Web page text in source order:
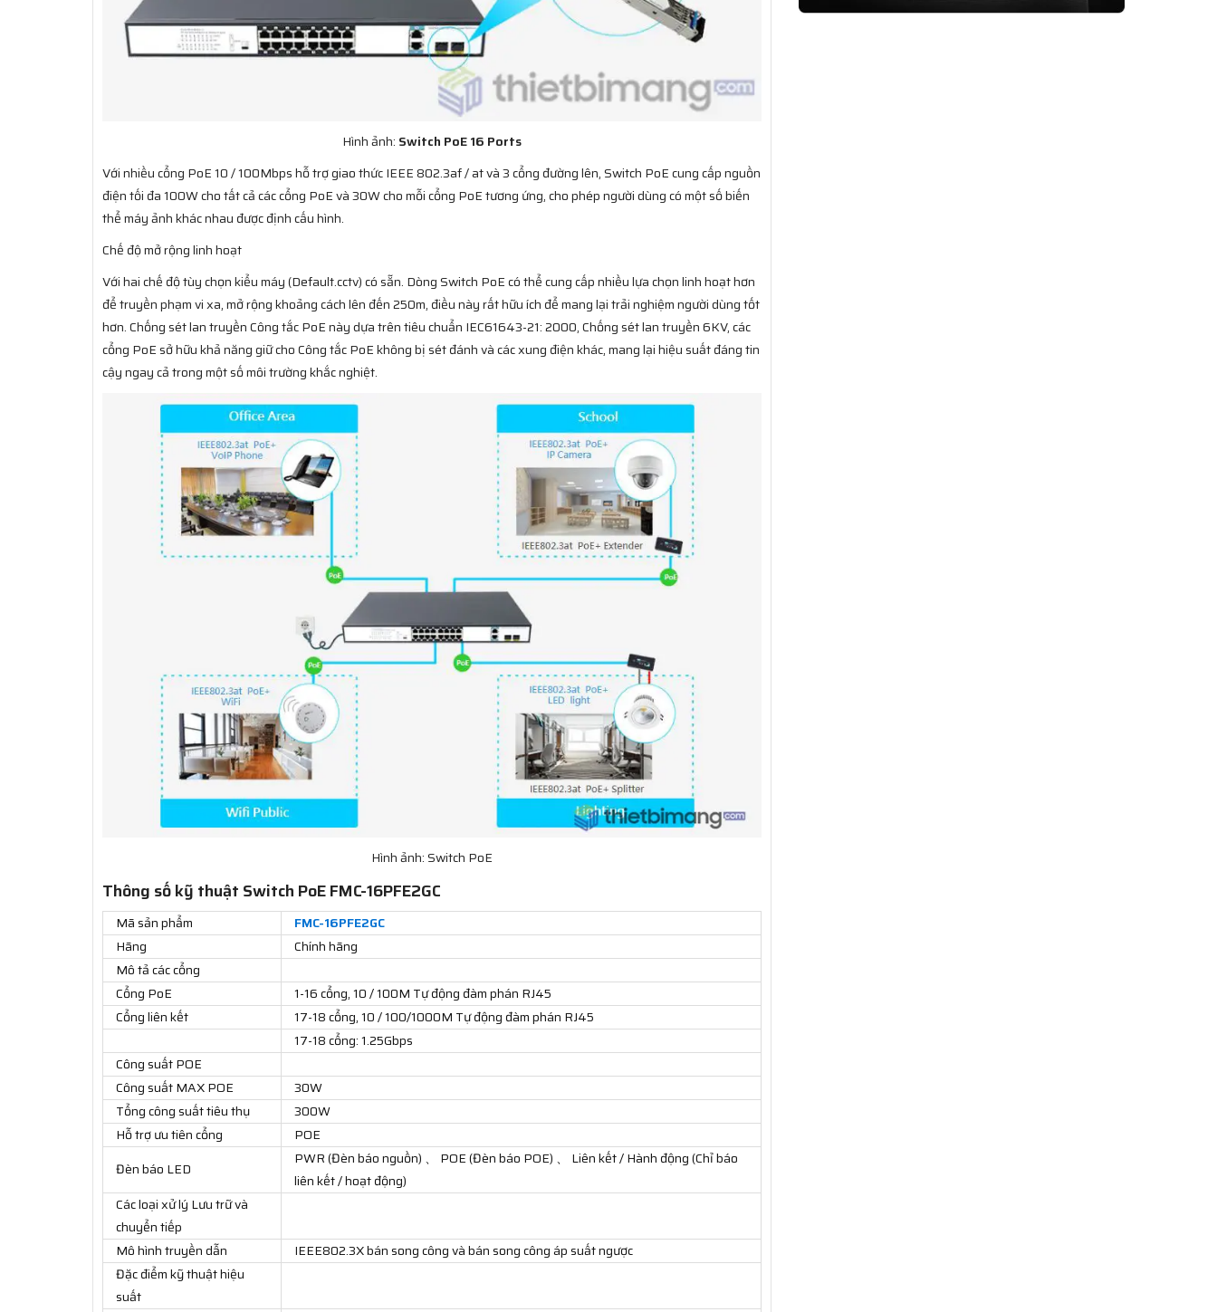
Hình ảnh: Switch PoE 16 Ports
Với nhiều cổng PoE 10 / 100Mbps hỗ trợ giao thức IEEE 802.3af / at và 3 cổng đường lên, Switch PoE cung cấp nguồn
điện tối đa 100W cho tất cả các cổng PoE và 30W cho mỗi cổng PoE tương ứng, cho phép người dùng có một số biến
thể máy ảnh khác nhau được định cấu hình.
Chế độ mở rộng linh hoạt
Với hai chế độ tùy chọn kiểu máy (Default.cctv) có sẵn. Dòng Switch PoE có thể cung cấp nhiều lựa chọn linh hoạt hơn
để truyền phạm vi xa, mở rộng khoảng cách lên đến 250m, điều này rất hữu ích để mang lại trải nghiệm người dùng tốt
hơn. Chống sét lan truyền Công tắc PoE này dựa trên tiêu chuẩn IEC61643-21: 2000, Chống sét lan truyền 6KV, các
cổng PoE sở hữu khả năng giữ cho Công tắc PoE không bị sét đánh và các xung điện khác, mang lại hiệu suất đáng tin
cậy ngay cả trong một số môi trường khắc nghiệt.
Hình ảnh: Switch PoE
Thông số kỹ thuật Switch PoE FMC-16PFE2GC
Mã sản phẩm
FMC-16PFE2GC
Hãng
Chính hãng
Mô tả các cổng
Cổng PoE
1-16 cổng, 10 / 100M Tự động đàm phán RJ45
Cổng liên kết
17-18 cổng, 10 / 100/1000M Tự động đàm phán RJ45
17-18 cổng: 1.25Gbps
Công suất POE
Công suất MAX POE
30W
Tổng công suất tiêu thụ
300W
Hỗ trợ ưu tiên cổng
POE
Đèn báo LED
PWR (Đèn báo nguồn) 、 POE (Đèn báo POE) 、 Liên kết / Hành động (Chỉ báo
liên kết / hoạt động)
Các loại xử lý Lưu trữ và
chuyển tiếp
Mô hình truyền dẫn
IEEE802.3X bán song công và bán song công áp suất ngược
Đặc điểm kỹ thuật hiệu
suất